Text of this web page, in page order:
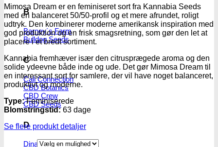
B
Barney´s Farm
Bulldog Seeds
C
Cali Connection
CBD Botanics
CBD Crew
CBD Seeds
D
Dinafem
Mimosa Dream er en feminiseret sort fra Kannabia Seeds
med en balanceret 50/50-profil og et mere afrundet, roligt
udtryk. Den kombinerer moderne amerikansk inspiration med
god produktion og en frisk smagsretning, som gør den let at
placere i et bredt sortiment.
Kannabia fremhæver især den citrusprægede aroma og den
solide ydeevne både inde og ude. Det gør Mimosa Dream til
en interessant sort for samlere, der vil have noget balanceret,
produktivt og moderne.
Type:Feminiserede
Blomstringstid:63 dage
Se flere produkt detaljer